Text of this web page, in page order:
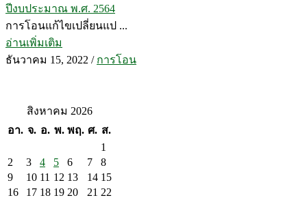
ปีงบประมาณ พ.ศ. 2564
การโอนแก้ไขเปลี่ยนแป ...
อ่านเพิ่มเติม
ธันวาคม 15, 2022 / การโอน
สิงหาคม 2026
อา. จ. อ. พ. พฤ. ศ. ส.
1
2
3 4 5 6 7
8
9
10 11 12 13 14 15
16
17 18 19 20 21 22